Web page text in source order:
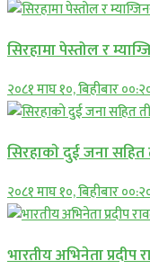
सिरहामा पेस्तोल र
२०८१ माघ १०, बिहीबार
सिरहाकाे दुई जना सहित
२०८१ माघ १०, बिहीबार
भारतीय अभिनेता प्रदीप